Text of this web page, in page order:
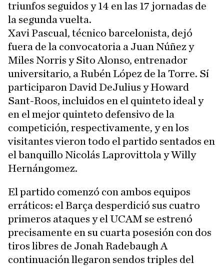
triunfos seguidos y 14 en las 17 jornadas de
la segunda vuelta.
Xavi Pascual, técnico barcelonista, dejó
fuera de la convocatoria a Juan Núñez y
Miles Norris y Sito Alonso, entrenador
universitario, a Rubén López de la Torre. Sí
participaron David DeJulius y Howard
Sant-Roos, incluidos en el quinteto ideal y
en el mejor quinteto defensivo de la
competición, respectivamente, y en los
visitantes vieron todo el partido sentados en
el banquillo Nicolás Laprovittola y Willy
Hernángomez.
El partido comenzó con ambos equipos
erráticos: el Barça desperdició sus cuatro
primeros ataques y el UCAM se estrenó
precisamente en su cuarta posesión con dos
tiros libres de Jonah Radebaugh A
continuación llegaron sendos triples del